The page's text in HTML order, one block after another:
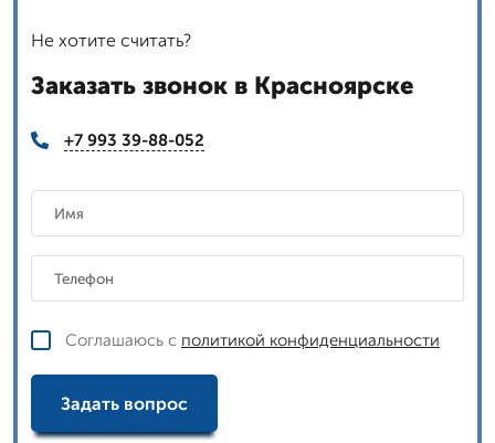
Не хотите считать?
Заказать звонок в Красноярске
+7 993 39-88-052
Соглашаюсь с политикой конфиденциальности
Задать вопрос